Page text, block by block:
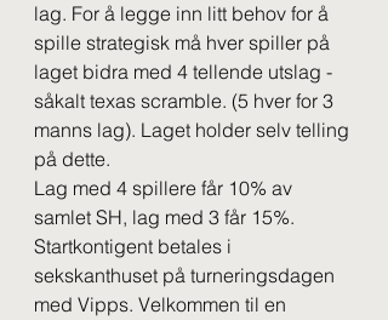
lag. For å legge inn litt behov for å
spille strategisk må hver spiller på
laget bidra med 4 tellende utslag -
såkalt texas scramble. (5 hver for 3
manns lag). Laget holder selv telling
på dette.
Lag med 4 spillere får 10% av
samlet SH, lag med 3 får 15%.
Startkontigent betales i
sekskanthuset på turneringsdagen
med Vipps. Velkommen til en